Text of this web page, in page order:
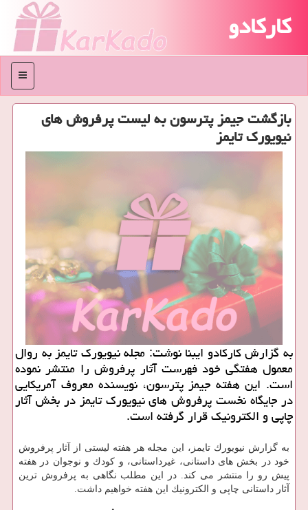
کارکادو
منو
بازگشت جیمز پترسون به لیست پرفروش های
نیویورك تایمز
به گزارش كاركادو ایبنا نوشت: مجله نیویورك تایمز به روال
معمول هفتگی خود فهرست آثار پرفروش را منتشر نموده
است. این هفته جیمز پترسون، نویسنده معروف آمریكایی
در جایگاه نخست پرفروش های نیویورك تایمز در بخش آثار
چاپی و الكترونیك قرار گرفته است.
به گزارش نیویورك تایمز، این مجله هر هفته لیستی از آثار پرفروش
خود در بخش های داستانی، غیرداستانی، و كودك و نوجوان در هفته
پیش رو را منتشر می كند. در این مطلب نگاهی به پرفروش ترین
آثار داستانی چاپی و الكترونیك این هفته خواهیم داشت.